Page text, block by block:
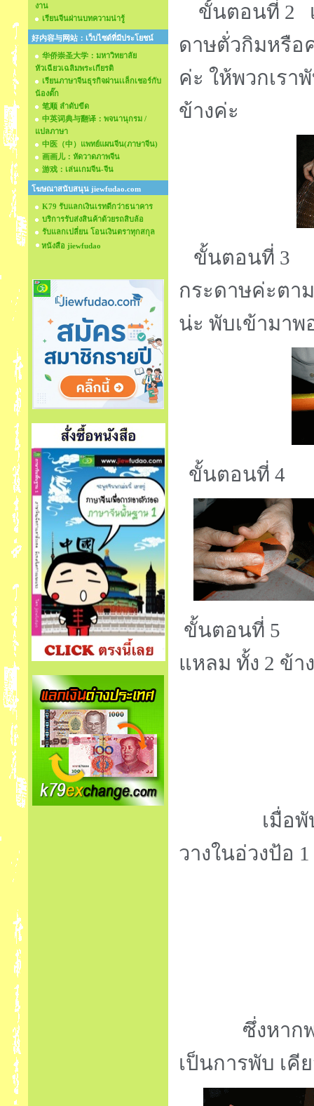
งาน
เรียนจีนผ่านบทความน่ารู้
好内容与网站：เว็บไซด์ที่มีประโยชน์
华侨崇圣大学：มหาวิทยาลัย
หัวเฉียวเฉลิมพระเกียรติ
เรียนภาษาจีนธุรกิจผ่านเเล็กเชอร์กับ
น้องตั๊ก
笔顺 ลำดับขีด
中英词典与翻译：พจนานุกรม /
แปลภาษา
中医（中）แพทย์แผนจีน(ภาษาจีน)
画画儿：หัดวาดภาพจีน
游戏：เล่นเกมจีน-จีน
โฆษณาสนับสนุน jiewfudao.com
K79 รับแลกเงินเรทดีกว่าธนาคาร
บริการรับส่งสินค้าด้วยรถสิบล้อ
รับแลกเปลี่ยน โอนเงินตราทุกสกุล
หนังสือ jiewfudao
ขั้นตอนที่ 2 เ
ดาษตั่วกิมหรือ
ค่ะ ให้พวกเรา
ข้างค่ะ
ขั้นตอนที่ 3 พั
กระดาษค่ะตา
น่ะ พับเข้ามาพ
ขั้นตอนที่ 4
ขั้นตอนที่ 5 พั
แหลม ทั้ง 2 ข้าง
เมื่อพับมุมเ
วางในอ่วงป้อ
ซึ่งหากพวก
เป็นการพับ เคี